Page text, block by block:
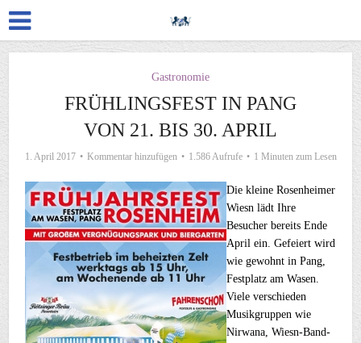
Gastronomie
FRÜHLINGSFEST IN PANG
VON 21. BIS 30. APRIL
1. April 2017 Kommentar hinzufügen 1.586 Aufrufe 1 Minuten zum Lesen
Die kleine Rosenheimer
Wiesn lädt Ihre
Besucher bereits Ende
April ein. Gefeiert wird
wie gewohnt in Pang,
Festplatz am Wasen.
Viele verschieden
Musikgruppen wie
Nirwana, Wiesn-Band-